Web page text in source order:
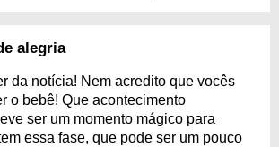
alegria
da notícia! Nem acredito que vocês
o bebê! Que acontecimento
ser um momento mágico para
essa fase, que pode ser um pouco